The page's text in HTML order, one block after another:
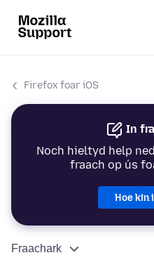
Firefox foar iOS
In
Noch hieltyd help
fraach op ús
Hoe kin
Fraachark